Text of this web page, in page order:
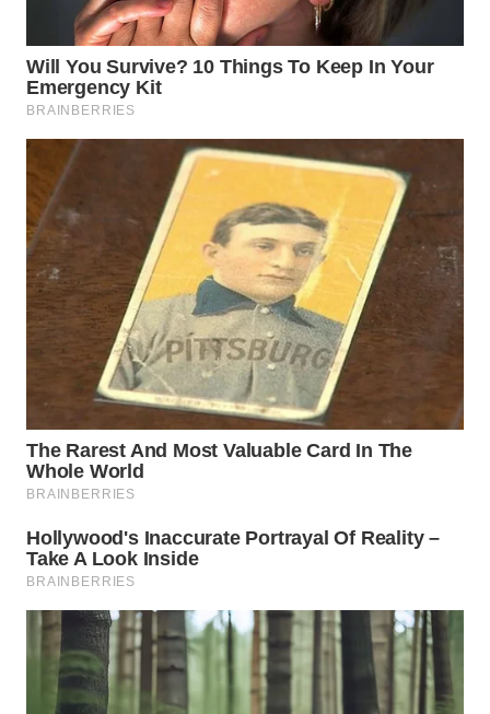
TENGAH
WN DELI
SERDANG
WN
TEBING
TINGGI
PAKPAK
WN
KARAWANG
BEKASI
WN
WN
WN
TAPANULI
UTARA